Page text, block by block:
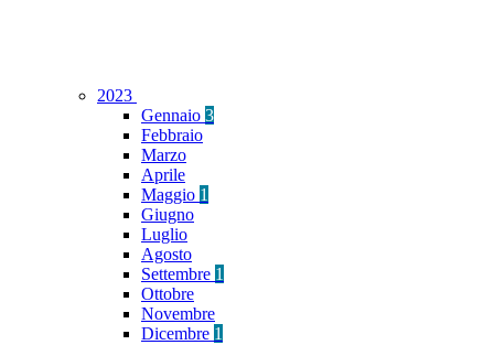
2023
Gennaio 3
Febbraio
Marzo
Aprile
Maggio 1
Giugno
Luglio
Agosto
Settembre 1
Ottobre
Novembre
Dicembre 1